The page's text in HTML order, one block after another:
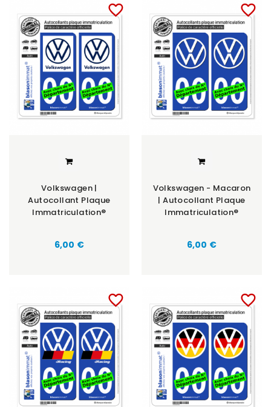
favorite_border
Volkswagen |
Autocollant Plaque
Immatriculation®
6,00 €
favorite_border
Volkswagen - Macaron
| Autocollant Plaque
Immatriculation®
6,00 €
favorite_border favorite_border